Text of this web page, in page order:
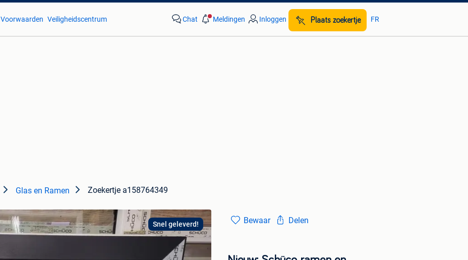
Voorwaarden Veiligheidscentrum Chat Meldingen Inloggen Plaats zoekertje FR
Glas en Ramen Zoekertje a158764349
Snel geleverd! Bewaar Delen